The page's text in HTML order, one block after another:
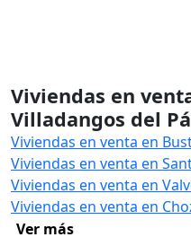
Viviendas en
Villadangos del
Viviendas en venta en
Viviendas en venta en
Viviendas en venta en
Viviendas en venta en
Ver más